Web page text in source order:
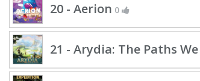
20 - Aerion 0
21 - Arydia: The Paths